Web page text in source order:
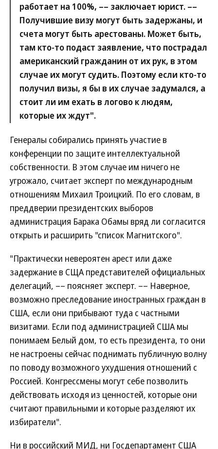
работает на 100%, –– заключает юрист. ––
Получившие визу могут быть задержаны, и
счета могут быть арестованы. Может быть,
там кто-то подаст заявление, что пострадал
американский гражданин от их рук, в этом
случае их могут судить. Поэтому если кто-то
получил визы, я бы в их случае задумался, а
стоит ли им ехать в логово к людям,
которые их ждут".
Генералы собирались принять участие в
конференции по защите интеллектуальной
собственности. В этом случае им ничего не
угрожало, считает эксперт по международным
отношениям Михаил Троицкий. По его словам, в
преддверии президентских выборов
администрация Барака Обамы вряд ли согласится
открыть и расширить "список Магнитского".
"Практически невероятен арест или даже
задержание в СЩА представителей официальных
делегаций, –– поясняет эксперт. –– Наверное,
возможно преследование иностранных граждан в
США, если они прибывают туда с частными
визитами. Если под администрацией США мы
понимаем Белый дом, то есть президента, то они
не настроены сейчас поднимать публичную волну
по поводу возможного ухудшения отношений с
Россией. Конгрессмены могут себе позволить
действовать исходя из ценностей, которые они
считают правильными и которые разделяют их
избиратели".
Ни в российский МИД, ни Госдепартамент США